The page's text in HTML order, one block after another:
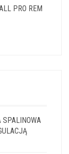
PRO REM